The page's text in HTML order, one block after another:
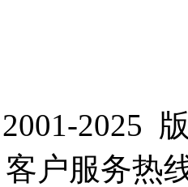
2025
户服务热